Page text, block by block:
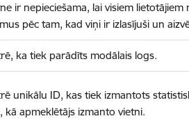
ir nepieciešama, lai visiem lietotājiem
pēc tam, kad viņi ir izlasījuši un
ka tiek parādīts modālais logs.
unikālu ID, kas tiek izmantots
kā apmeklētājs izmanto vietni.